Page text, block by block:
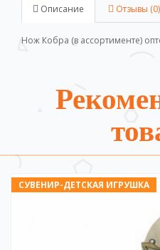
Описание Отзывы (0)
Нож Кобра (в ассортименте)
СУВЕНИР-ДЕТСКАЯ ИГРУШКА